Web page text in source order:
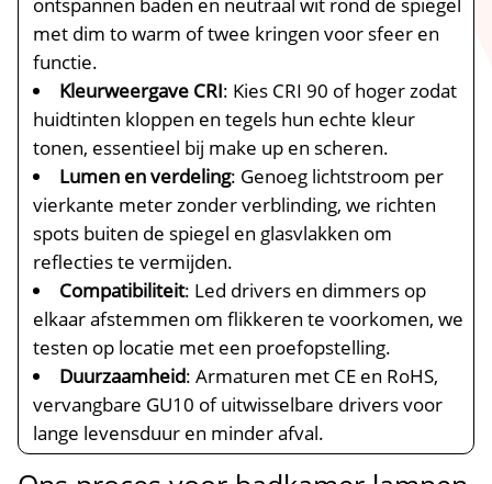
met dim to warm of twee kringen voor sfeer en
functie.​
Kleurweergave CRI: Kies CRI 90 of hoger zodat
huidtinten kloppen en tegels hun echte kleur
tonen, essentieel bij make up en scheren.​
Lumen en verdeling: Genoeg lichtstroom per
vierkante meter zonder verblinding, we richten
spots buiten de spiegel en glasvlakken om
reflecties te vermijden.​
Compatibiliteit: Led drivers en dimmers op
elkaar afstemmen om flikkeren te voorkomen, we
testen op locatie met een proefopstelling.​
Duurzaamheid: Armaturen met CE en RoHS,
vervangbare GU10 of uitwisselbare drivers voor
lange levensduur en minder afval.​